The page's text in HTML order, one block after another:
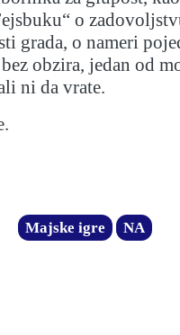
o
grada, o nameri
obzira, jedan od
ni da vrate.
Majske igre NA